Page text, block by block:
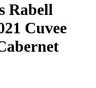
Rabell
Cuvee